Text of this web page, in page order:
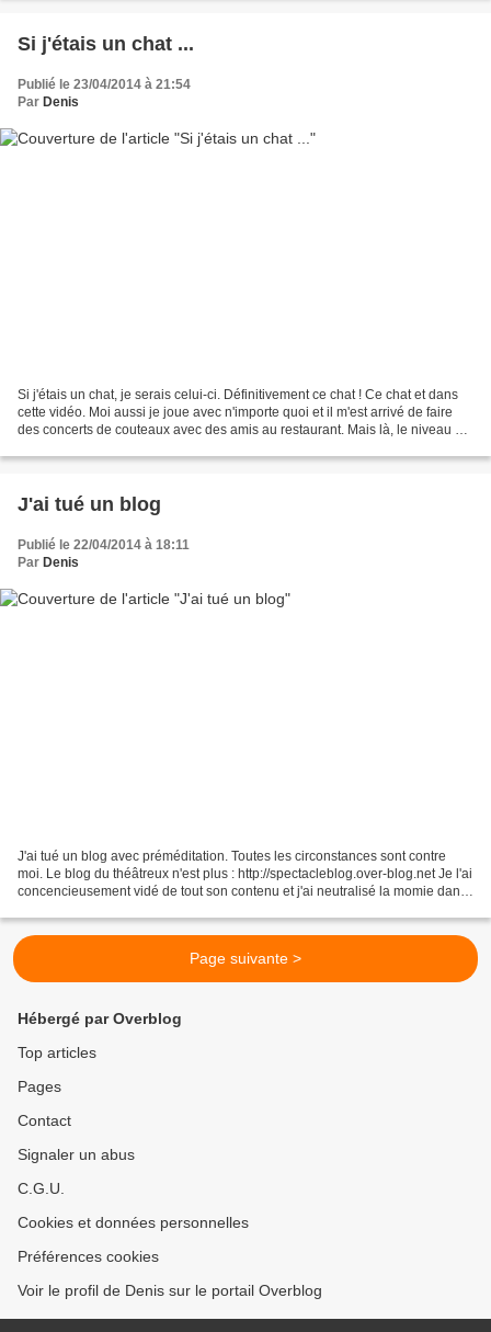
Si j'étais un chat ...
Publié le 23/04/2014 à 21:54
Par Denis
Si j'étais un chat, je serais celui-ci. Définitivement ce chat ! Ce chat et dans
cette vidéo. Moi aussi je joue avec n'importe quoi et il m'est arrivé de faire
des concerts de couteaux avec des amis au restaurant. Mais là, le niveau est
J'ai tué un blog
Publié le 22/04/2014 à 18:11
Par Denis
J'ai tué un blog avec préméditation. Toutes les circonstances sont contre
moi. Le blog du théâtreux n'est plus : http://spectacleblog.over-blog.net Je l'ai
concencieusement vidé de tout son contenu et j'ai neutralisé la momie dans
Page suivante >
Hébergé par Overblog
Top articles
Pages
Contact
Signaler un abus
C.G.U.
Cookies et données personnelles
Préférences cookies
Voir le profil de Denis sur le portail Overblog